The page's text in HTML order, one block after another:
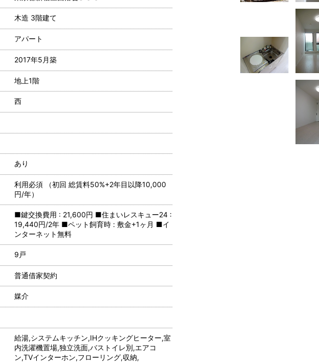
木造 3階建て
アパート
2017年5月築
地上1階
西
あり
利用必須 （初回 総賃料50%+2年目以降10,000
円/年）
■鍵交換費用 : 21,600円 ■住まいレスキュー24 :
19,440円/2年 ■ペット飼育時 : 敷金+1ヶ月 ■イ
ンターネット無料
9戸
普通借家契約
媒介
給湯,システムキッチン,IHクッキングヒーター,室
内洗濯機置場,独立洗面,バストイレ別,エアコ
ン,TVインターホン,フローリング,収納,